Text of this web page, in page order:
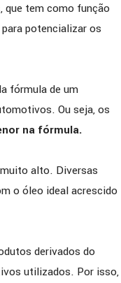
, que tem como função
potencializar os
fórmula de um
Ou seja, os
na fórmula.
alto. Diversas
o óleo ideal acrescido
derivados do
utilizados. Por isso,